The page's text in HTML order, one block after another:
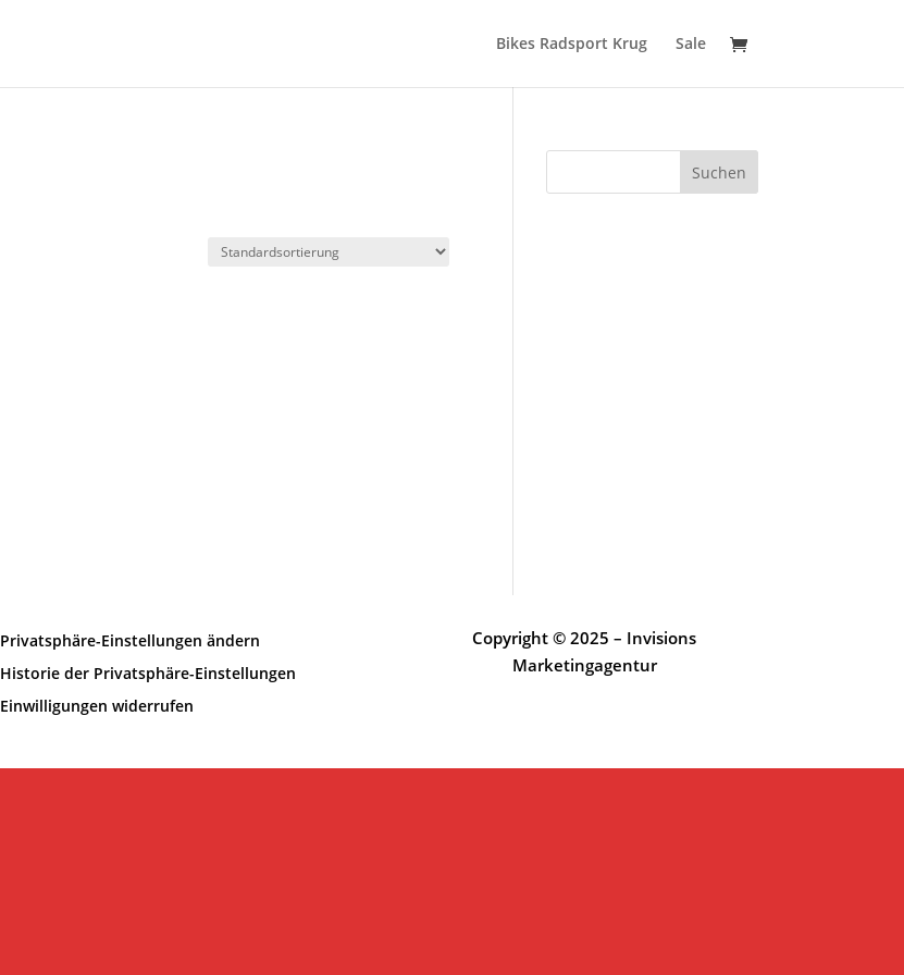
Bikes Radsport Krug Sale
Suchen
Privatsphäre-Einstellungen ändern
Historie der Privatsphäre-Einstellungen
Einwilligungen widerrufen
Copyright © 2025 – Invisions
Marketingagentur